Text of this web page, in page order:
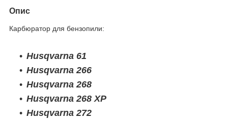
Опис
Карбюратор для бензопили:
Husqvarna 61
Husqvarna 266
Husqvarna 268
Husqvarna 268 ХР
Husqvarna 272